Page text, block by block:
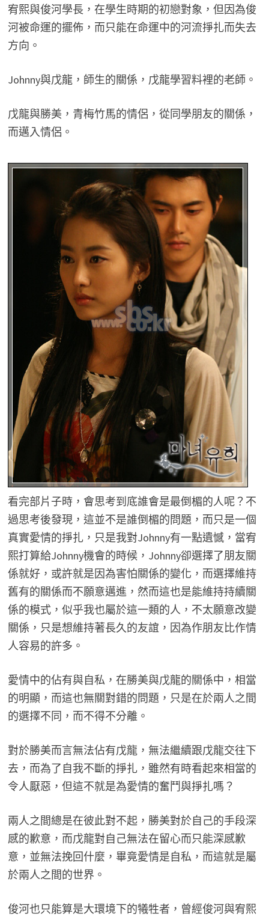
宥熙與俊河學長，在學生時期的初戀對象，但因為俊
河被命運的擺佈，而只能在命運中的河流掙扎而失去
方向。
Johnny與戊龍，師生的關係，戊龍學習料裡的老師。
戊龍與勝美，青梅竹馬的情侶，從同學朋友的關係，
而邁入情侶。
看完部片子時，會思考到底誰會是最倒楣的人呢？不
過思考後發現，這並不是誰倒楣的問題，而只是一個
真實愛情的掙扎，只是我對Johnny有一點遺憾，當宥
熙打算給Johnny機會的時候，Johnny卻選擇了朋友關
係就好，或許就是因為害怕關係的變化，而選擇維持
舊有的關係而不願意邁進，然而這也是能維持持續關
係的模式，似乎我也屬於這一類的人，不太願意改變
關係，只是想維持著長久的友誼，因為作朋友比作情
人容易的許多。
愛情中的佔有與自私，在勝美與戊龍的關係中，相當
的明顯，而這也無關對錯的問題，只是在於兩人之間
的選擇不同，而不得不分離。
對於勝美而言無法佔有戊龍，無法繼續跟戊龍交往下
去，而為了自我不斷的掙扎，雖然有時看起來相當的
令人厭惡，但這不就是為愛情的奮鬥與掙扎嗎？
兩人之間總是在彼此對不起，勝美對於自己的手段深
感的歉意，而戊龍對自己無法在留心而只能深感歉
意，並無法挽回什麼，畢竟愛情是自私，而這就是屬
於兩人之間的世界。
俊河也只能算是大環境下的犧牲者，曾經俊河與宥熙